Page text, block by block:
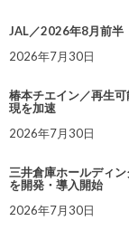
JAL／2026年8月前
2026年7月30日
椿本チエイン／再生
現を加速
2026年7月30日
三井倉庫ホールディ
を開発・導入開始
2026年7月30日